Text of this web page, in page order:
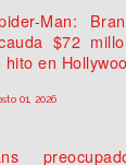
Man:
$72
hito en
01, 2026